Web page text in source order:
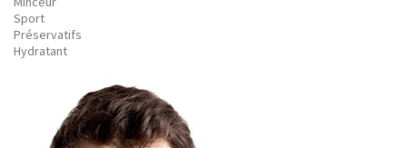
Sport
Préservatifs
Hydratant